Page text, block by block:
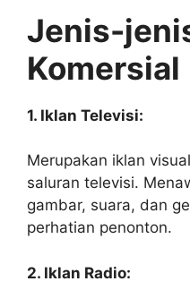
Jenis-
Komersial
1. Iklan Televisi:
Merupakan iklan
saluran televisi.
gambar, suara, dan
perhatian penonton.
2. Iklan Radio: